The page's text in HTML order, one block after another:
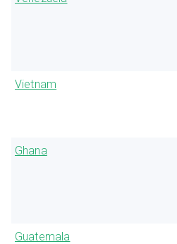
Vietnam
Ghana
Guatemala